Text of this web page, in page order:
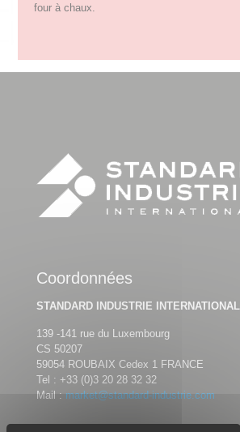
four à chaux.
Coordonnées
STANDARD INDUSTRIE INTERNATIONAL
139 -141 rue du Luxembourg
CS 50207
59054 ROUBAIX Cedex 1 FRANCE
Tel : +33 (0)3 20 28 32 32
Mail : market@standard-industrie.com